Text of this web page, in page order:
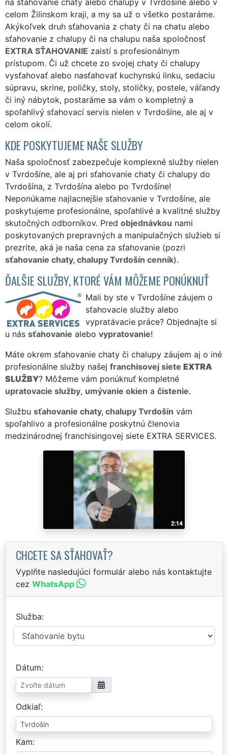
celom Žilinskom kraji, a my sa už o všetko postaráme.
Akýkoľvek druh sťahovania z chaty či na chatu alebo
sťahovanie z chalupy či na chalupu naša spoločnosť
EXTRA SŤAHOVANIE zaistí s profesionálnym
prístupom. Či už chcete zo svojej chaty či chalupy
vysťahovať alebo nasťahovať kuchynskú linku, sedaciu
súpravu, skrine, poličky, stoly, stoličky, postele, váľandy
či iný nábytok, postaráme sa vám o kompletný a
spoľahlivý sťahovací servis nielen v Tvrdošíne, ale aj v
celom okolí.
KDE POSKYTUJEME NAŠE SLUŽBY
Naša spoločnosť zabezpečuje komplexné služby nielen
v Tvrdošíne, ale aj pri sťahovanie chaty či chalupy do
Tvrdošína, z Tvrdošína alebo po Tvrdošíne!
Neponúkame najlacnejšie sťahovanie v Tvrdošíne, ale
poskytujeme profesionálne, spoľahlivé a kvalitné služby
skutočných odborníkov. Pred objednávkou nami
poskytovaných prepravných a manipulačných služieb si
prezrite, aká je naša cena za sťahovanie (pozri
sťahovanie chaty, chalupy Tvrdošín cenník).
ĎALŠIE SLUŽBY, KTORÉ VÁM MÔŽEME PONÚKNUŤ
Mali by ste v Tvrdošíne záujem o
sťahovacie služby alebo
vypratávacie práce? Objednajte si
u nás sťahovanie alebo vypratovanie!
Máte okrem sťahovanie chaty či chalupy záujem aj o iné
profesionálne služby našej franchisovej siete EXTRA
SLUŽBY? Môžeme vám ponúknuť kompletné
upratovacie služby, umývanie okien a čistenie.
Službu sťahovanie chaty, chalupy Tvrdošín vám
spoľahlivo a profesionálne poskytnú členovia
medzinárodnej franchisingovej siete EXTRA SERVICES.
CHCETE SA SŤAHOVAŤ?
Vyplňte nasledujúci formulár alebo nás kontaktujte
cez WhatsApp
Služba
Dátum
Odkiaľ
Kam